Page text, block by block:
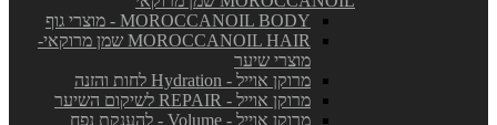
MOROCCANOIL BODY - מוצרי גוף
MOROCCANOIL HAIR שמן מרוקאי-
מוצרי שיער
מרוקן אוייל - Hydration לחות והזנה
מרוקן אוייל - REPAIR לשיקום השיער
מרוקן אוייל - Volume - להענקת נפח